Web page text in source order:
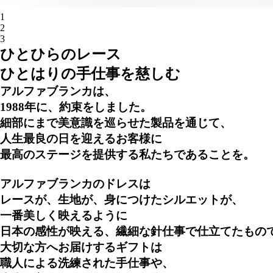
1
2
3
ひとひらのレース
ひとはりの手仕事を慈しむ
アルファブランカは、
1988年に、約束をしました。
細部にまで美意識を巡らせた製品を通じて、
人生最良の日を迎えるお客様に
最高のステージを提供する私たちであることを。
アルファブランカのドレスは
レースが、生地が、身につけたシルエットが、
一番美しく映えるように
日本の感性が映える、繊細な針仕事で仕立てたもの
大切な方へお届けするギフトは
職人による洗練された手仕事や、